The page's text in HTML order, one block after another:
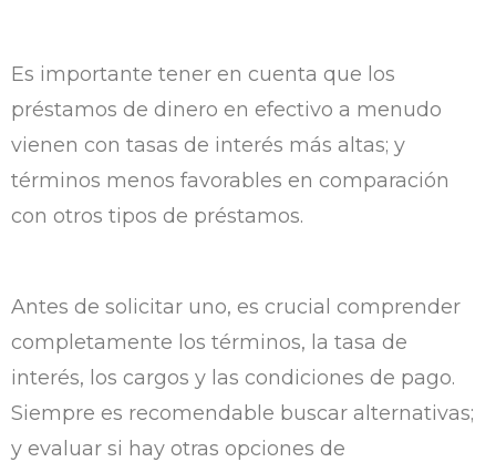
Es importante tener en cuenta que los
préstamos de dinero en efectivo a menudo
vienen con tasas de interés más altas; y
términos menos favorables en comparación
con otros tipos de préstamos.
Antes de solicitar uno, es crucial comprender
completamente los términos, la tasa de
interés, los cargos y las condiciones de pago.
Siempre es recomendable buscar alternativas;
y evaluar si hay otras opciones de